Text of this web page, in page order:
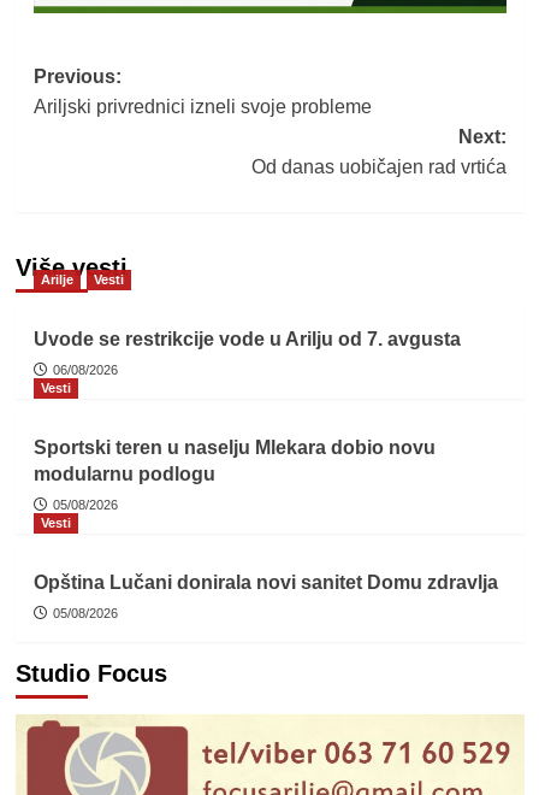
Post
navigation
Previous:
Ariljski privrednici izneli svoje probleme
Next:
Od danas uobičajen rad vrtića
Više vesti
Arilje Vesti
Uvode se restrikcije vode u Arilju od 7. avgusta
06/08/2026
Vesti
Sportski teren u naselju Mlekara dobio novu
modularnu podlogu
05/08/2026
Vesti
Opština Lučani donirala novi sanitet Domu zdravlja
05/08/2026
Studio Focus